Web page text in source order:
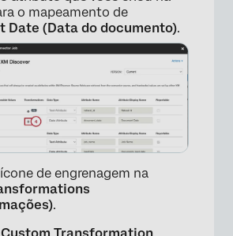
o mapeamento de
Date (Data do documento).
de engrenagem na
.